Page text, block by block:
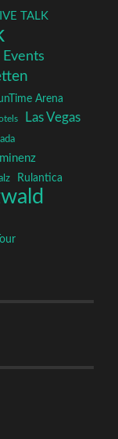
TALK
Events
Arena
Las Vegas
Rulantica
Tour